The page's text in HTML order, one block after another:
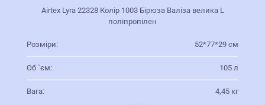
Airtex Lyra 22328 Колір 1003 Бірюза Валіза велика L
поліпропілен
Розміри: 52*77*29 см
Об `єм: 105 л
Вага: 4,45 кг